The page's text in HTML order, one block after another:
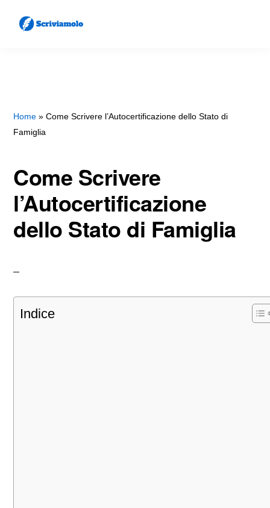
e
Documenti
Home »Come Scrivere l’Autocertificazione dello Stato di
Famiglia
Come Scrivere
l’Autocertificazione
dello Stato di Famiglia
Indice